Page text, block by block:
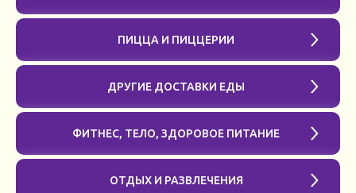
ПИЦЦА И ПИЦЦЕРИИ
ДРУГИЕ ДОСТАВКИ ЕДЫ
ФИТНЕС, ТЕЛО, ЗДОРОВОЕ ПИТАНИЕ
ОТДЫХ И РАЗВЛЕЧЕНИЯ